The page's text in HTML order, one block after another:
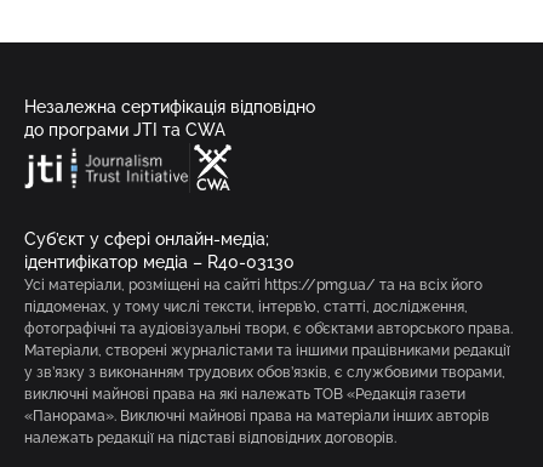
Незалежна сертифікація відповідно
до програми JTI та CWA
Суб’єкт у сфері онлайн-медіа;
ідентифікатор медіа – R40-03130
Усі матеріали, розміщені на сайті https://pmg.ua/ та на всіх його
піддоменах, у тому числі тексти, інтерв’ю, статті, дослідження,
фотографічні та аудіовізуальні твори, є об’єктами авторського права.
Матеріали, створені журналістами та іншими працівниками редакції
у зв’язку з виконанням трудових обов’язків, є службовими творами,
виключні майнові права на які належать ТОВ «Редакція газети
«Панорама». Виключні майнові права на матеріали інших авторів
належать редакції на підставі відповідних договорів.